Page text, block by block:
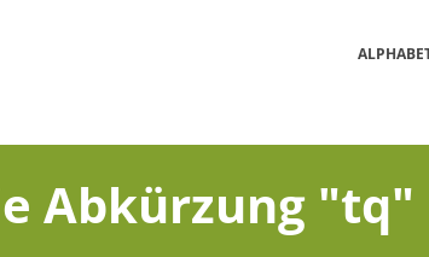
Abkürzung "tq"